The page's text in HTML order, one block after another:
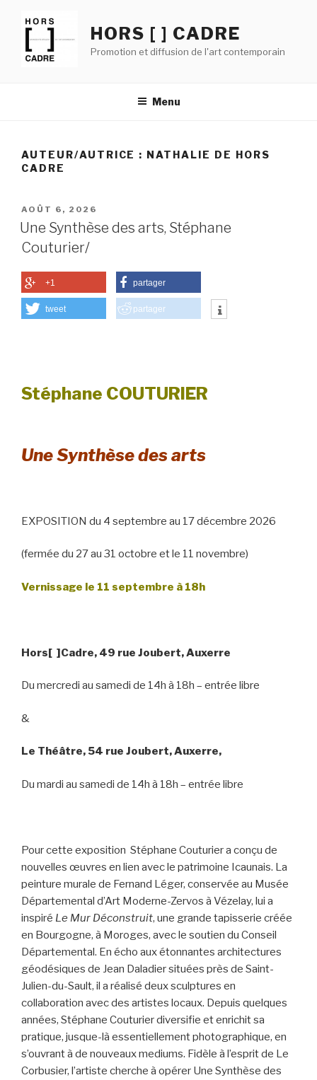
contenu
principal
HORS [ ] CADRE
Promotion et diffusion de l'art contemporain
Menu
AUTEUR/AUTRICE : NATHALIE DE HORS
CADRE
PUBLIÉ
LE
AOÛT 6, 2026
Une Synthèse des arts, Stéphane
Couturier/
+1 partager
tweet partager
Stéphane COUTURIER
Une Synthèse des arts
EXPOSITION du 4 septembre au 17 décembre 2026
(fermée du 27 au 31 octobre et le 11 novembre)
Vernissage le 11 septembre à 18h
Hors[ ]Cadre, 49 rue Joubert, Auxerre
Du mercredi au samedi de 14h à 18h – entrée libre
&
Le Théâtre, 54 rue Joubert, Auxerre,
Du mardi au samedi de 14h à 18h – entrée libre
Pour cette exposition Stéphane Couturier a conçu de
nouvelles œuvres en lien avec le patrimoine Icaunais. La
peinture murale de Fernand Léger, conservée au Musée
Départemental d’Art Moderne-Zervos à Vézelay, lui a
inspiré Le Mur Déconstruit, une grande tapisserie créée
en Bourgogne, à Moroges, avec le soutien du Conseil
Départemental. En écho aux étonnantes architectures
géodésiques de Jean Daladier situées près de Saint-
Julien-du-Sault, il a réalisé deux sculptures en
collaboration avec des artistes locaux. Depuis quelques
années, Stéphane Couturier diversifie et enrichit sa
pratique, jusque-là essentiellement photographique, en
s’ouvrant à de nouveaux mediums. Fidèle à l’esprit de Le
Corbusier, l’artiste cherche à opérer Une Synthèse des